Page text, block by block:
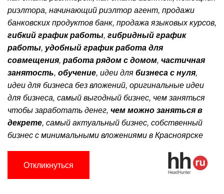
риэлтора, начинающий риэлтор агент, продажи
банковских продуктов банк, продажа языковых курсов,
гибкий график работы, гибридный график
работы, удобный график работа для
совмещения, работа рядом с домом, частичная
занятость, обучение, идеи длябизнеса с нуля,
идеи для бизнеса без вложений, оригинальные идеи
для бизнеса, самый выгодный бизнес, чем заняться
чтобы заработать денег, чем можно заняться в
декрете, самый актуальный бизнес, собственный
бизнес с минимальными вложениями в Красноярске
Откликнуться